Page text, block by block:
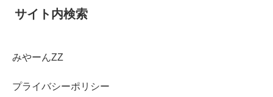
サイト内検索
みやーんZZ
プライバシーポリシー